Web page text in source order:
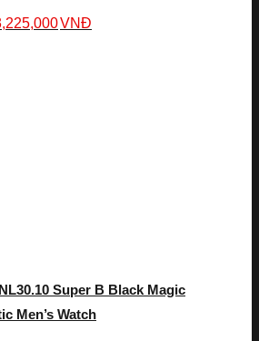
VNĐ
Super B Black Magic
Men’s Watch